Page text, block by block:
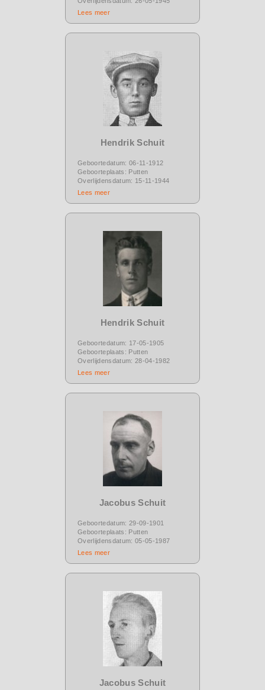
Lees meer
Hendrik Schuit
Geboortedatum: 06-11-1912
Geboorteplaats: Putten
Overlijdensdatum: 15-11-1944
Lees meer
Hendrik Schuit
Geboortedatum: 17-05-1905
Geboorteplaats: Putten
Overlijdensdatum: 28-04-1982
Lees meer
Jacobus Schuit
Geboortedatum: 29-09-1901
Geboorteplaats: Putten
Overlijdensdatum: 05-05-1987
Lees meer
Jacobus Schuit